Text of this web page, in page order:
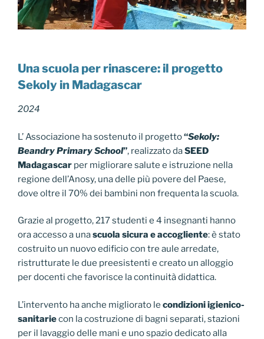
Una scuola per rinascere: il progetto
Sekoly in Madagascar
2024
L’ Associazione ha sostenuto il progetto“Sekoly:
Beandry Primary School”, realizzato daSEED
Madagascar per migliorare salute e istruzione nella
regione dell’Anosy, una delle più povere del Paese,
dove oltre il 70% dei bambini non frequenta la scuola.
Grazie al progetto, 217 studenti e 4 insegnanti hanno
ora accesso a unascuola sicura e accogliente: è stato
costruito un nuovo edificio con tre aule arredate,
ristrutturate le due preesistenti e creato un alloggio
per docenti che favorisce la continuità didattica.
L’intervento ha anche migliorato le condizioni igienico-
sanitariecon la costruzione di bagni separati, stazioni
per il lavaggio delle mani e uno spazio dedicato alla